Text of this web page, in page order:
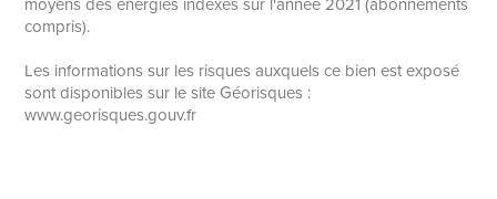
compris).
Les informations sur les risques auxquels ce bien est exposé
sont disponibles sur le site Géorisques :
www.georisques.gouv.fr